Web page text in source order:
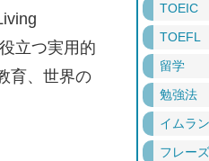
立つ実用的
育、世界の
TOEIC
TOEFL
留学
勉強法
イムラ
フレーズ